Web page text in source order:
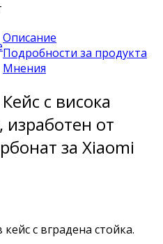
Описание
Подробности за продукта
Мнения
Кейс с висока
от
за Xiaomi
с вградена стойка.